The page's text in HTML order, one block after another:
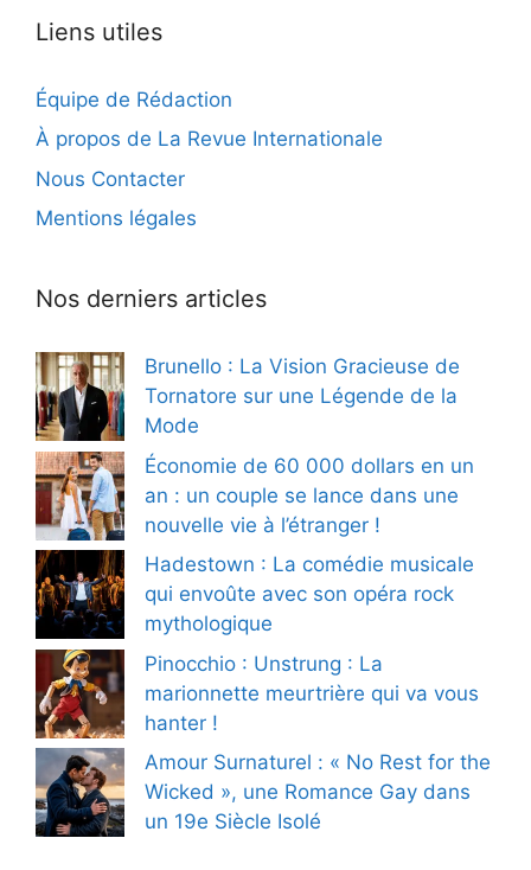
Liens utiles
Équipe de Rédaction
À propos de La Revue Internationale
Nous Contacter
Mentions légales
Nos derniers articles
Brunello : La Vision Gracieuse de
Tornatore sur une Légende de la
Mode
Économie de 60 000 dollars en un
an : un couple se lance dans une
nouvelle vie à l’étranger !
Hadestown : La comédie musicale
qui envoûte avec son opéra rock
mythologique
Pinocchio : Unstrung : La
marionnette meurtrière qui va vous
hanter !
Amour Surnaturel : « No Rest for the
Wicked », une Romance Gay dans
un 19e Siècle Isolé